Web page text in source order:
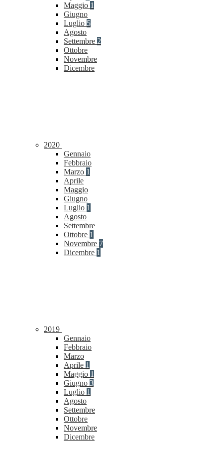
Maggio 1
Giugno
Luglio 5
Agosto
Settembre 2
Ottobre
Novembre
Dicembre
2020
Gennaio
Febbraio
Marzo 1
Aprile
Maggio
Giugno
Luglio 1
Agosto
Settembre
Ottobre 1
Novembre 7
Dicembre 1
2019
Gennaio
Febbraio
Marzo
Aprile 1
Maggio 1
Giugno 3
Luglio 1
Agosto
Settembre
Ottobre
Novembre
Dicembre